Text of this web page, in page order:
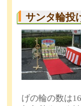
サンタ輪投
げの輪の数は